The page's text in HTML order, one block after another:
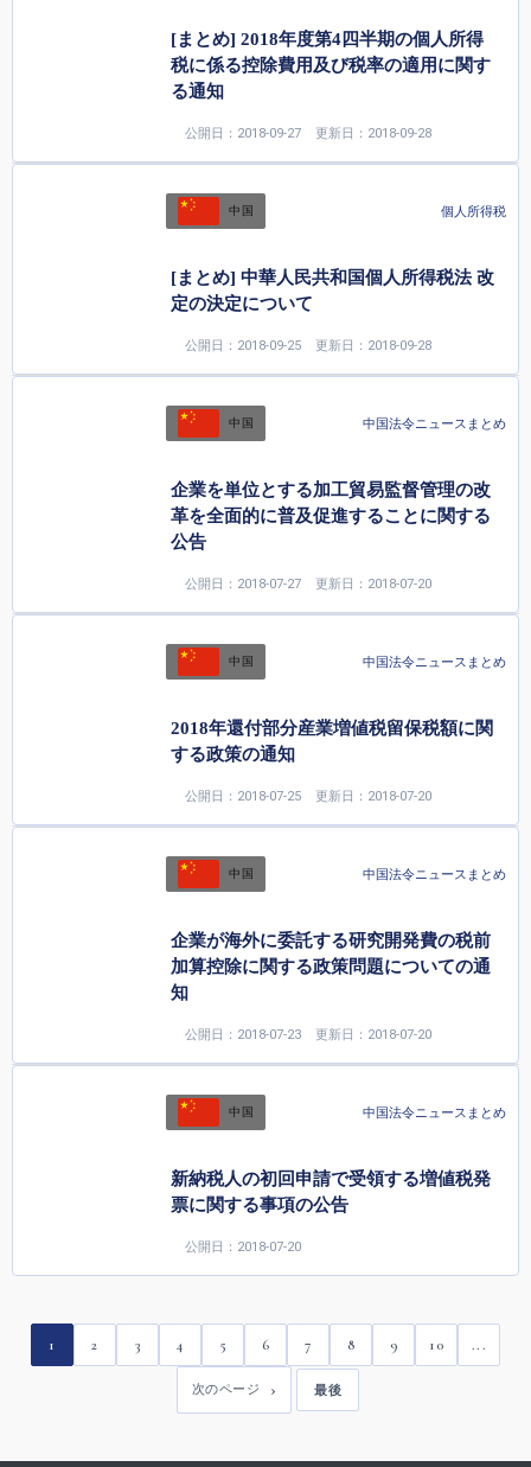
[まとめ] 2018年度第4四半期の個人所得
税に係る控除費用及び税率の適用に関す
る通知
公開日：2018-09-27 更新日：2018-09-28
中国 個人所得税
[まとめ] 中華人民共和国個人所得税法 改
定の決定について
公開日：2018-09-25 更新日：2018-09-28
中国 中国法令ニュースまとめ
企業を単位とする加工貿易監督管理の改
革を全面的に普及促進することに関する
公告
公開日：2018-07-27 更新日：2018-07-20
中国 中国法令ニュースまとめ
2018年還付部分産業増値税留保税額に関
する政策の通知
公開日：2018-07-25 更新日：2018-07-20
中国 中国法令ニュースまとめ
企業が海外に委託する研究開発費の税前
加算控除に関する政策問題についての通
知
公開日：2018-07-23 更新日：2018-07-20
中国 中国法令ニュースまとめ
新納税人の初回申請で受領する増値税発
票に関する事項の公告
公開日：2018-07-20
1 2 3 4 5 6 7 8 9 10 ...
次のページ 最後